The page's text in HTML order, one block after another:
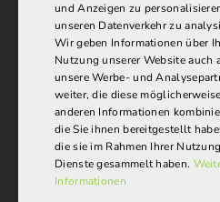
Folgen Sie uns auf
Instagram:
und Anzeigen zu
unseren Datenverkehr zu
Wir geben Informationen über
Nutzung unserer Website auch
unsere Werbe- und
weiter, die diese
anderen Informationen
die Sie ihnen bereitgestellt
die sie im Rahmen Ihrer
Dienste gesammelt haben.
Informationen